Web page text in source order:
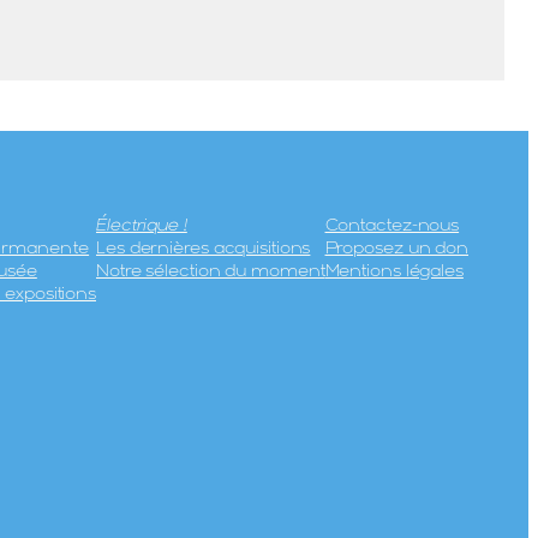
Électrique !
Les dernières acquisitions
Notre sélection du moment
Contactez-nous
Proposez un don
Mentions légales